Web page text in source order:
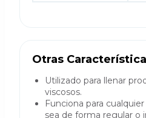
Otras
Utilizado para llenar
viscosos.
Funciona para
sea de forma regular o